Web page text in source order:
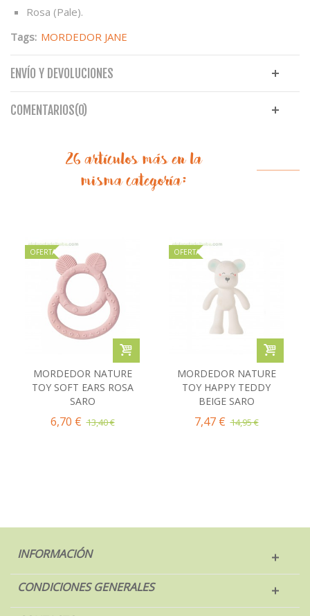
Rosa (Pale).
Tags: MORDEDOR JANE
ENVÍO Y DEVOLUCIONES
COMENTARIOS(0)
26 artículos más en la
misma categoría:
OFERTA
MORDEDOR NATURE
TOY SOFT EARS ROSA
SARO
6,70 € 13,40 €
OFERTA
MORDEDOR NATURE
TOY HAPPY TEDDY
BEIGE SARO
7,47 € 14,95 €
INFORMACIÓN
CONDICIONES GENERALES